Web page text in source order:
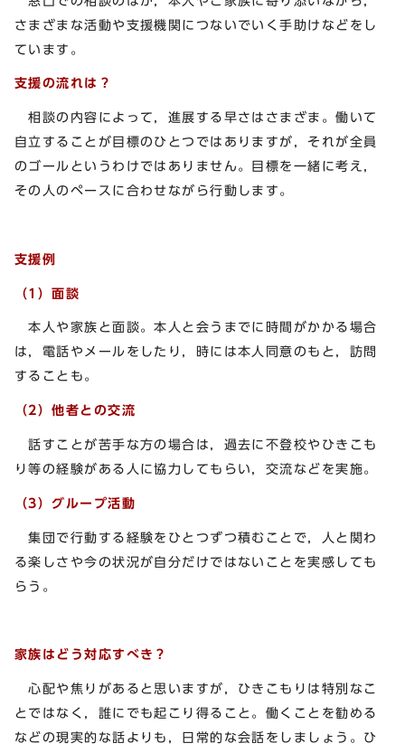
さまざまな活動や支援機関につないでいく手助けなどをし
ています。
支援の流れは？
相談の内容によって，進展する早さはさまざま。働いて
自立することが目標のひとつではありますが，それが全員
のゴールというわけではありません。目標を一緒に考え，
その人のペースに合わせながら行動します。
支援例
（1）面談
本人や家族と面談。本人と会うまでに時間がかかる場合
は，電話やメールをしたり，時には本人同意のもと，訪問
することも。
（2）他者との交流
話すことが苦手な方の場合は，過去に不登校やひきこも
り等の経験がある人に協力してもらい，交流などを実施。
（3）グループ活動
集団で行動する経験をひとつずつ積むことで，人と関わ
る楽しさや今の状況が自分だけではないことを実感しても
らう。
家族はどう対応すべき？
心配や焦りがあると思いますが，ひきこもりは特別なこ
とではなく，誰にでも起こり得ること。働くことを勧める
などの現実的な話よりも，日常的な会話をしましょう。ひ